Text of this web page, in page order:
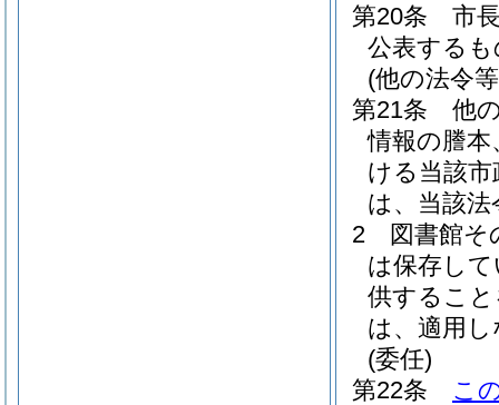
第20条
市
公表する
(他の法令
第21条
他
情報の謄
ける当該
は、当該
2
図書館
は保存し
供するこ
は、適用
(委任)
第22条
こ